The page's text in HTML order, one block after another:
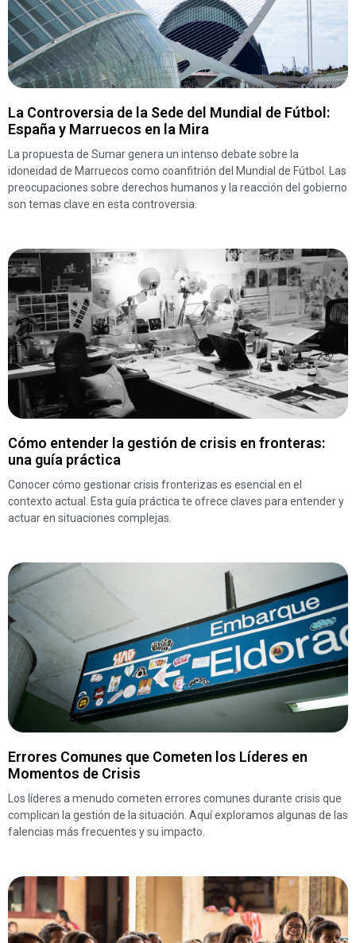
La Controversia de la Sede del Mundial de Fútbol:
España y Marruecos en la Mira
La propuesta de Sumar genera un intenso debate sobre la
idoneidad de Marruecos como coanfitrión del Mundial de Fútbol. Las
preocupaciones sobre derechos humanos y la reacción del gobierno
son temas clave en esta controversia.
Cómo entender la gestión de crisis en fronteras:
una guía práctica
Conocer cómo gestionar crisis fronterizas es esencial en el
contexto actual. Esta guía práctica te ofrece claves para entender y
actuar en situaciones complejas.
Errores Comunes que Cometen los Líderes en
Momentos de Crisis
Los líderes a menudo cometen errores comunes durante crisis que
complican la gestión de la situación. Aquí exploramos algunas de las
falencias más frecuentes y su impacto.